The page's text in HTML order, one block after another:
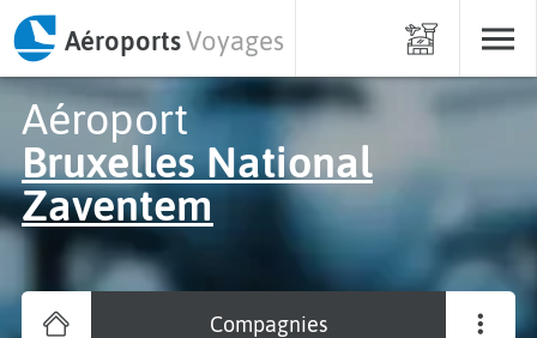
AéroportsVoyages
Aéroport
Bruxelles National
Zaventem
Compagnies